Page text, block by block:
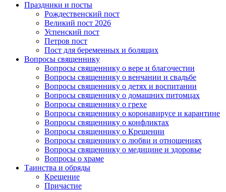
Праздники и посты
Рождественский пост
Великий пост 2026
Успенский пост
Петров пост
Пост для беременных и болящих
Вопросы священнику
Вопросы священнику о вере и благочестии
Вопросы священнику о венчании и свадьбе
Вопросы священнику о детях и воспитании
Вопросы священнику о домашних питомцах
Вопросы священнику о грехе
Вопросы священнику о коронавирусе и карантине
Вопросы священнику о конфликтах
Вопросы священнику о Крещении
Вопросы священнику о любви и отношениях
Вопросы священнику о медицине и здоровье
Вопросы о храме
Таинства и обряды
Крещение
Причастие